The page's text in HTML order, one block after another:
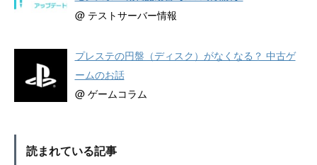
@ テストサーバー情報
プレステの円盤（ディスク）がなくなる？ 中古ゲ
ームのお話
@ ゲームコラム
読まれている記事